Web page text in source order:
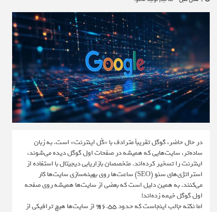
در حال حاضر، گوگل تقریباً مترادف با «کُل اینترنت» است. به زبان
ساده‌تر، سایت‌هایی که همیشه در صفحات اول گوگل دیده می‌شوند،
اینترنت را تسخیر کرده‌اند. متخصصان بازاریابی دیجیتال با استفاده از
استراتژی‌های سئو (SEO) ساعت‌ها روی بهینه‌سازی سایت‌ها کار
می‌کنند. به همین دلیل است که بعضی از سایت‌ها همیشه روی صفحه
اول گوگل خیمه زده‌اند!
اما نکته جالب اینجاست که حدود 96.55% از سایت‌ها هیچ ترافیکی از